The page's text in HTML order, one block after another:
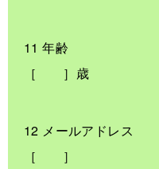
11 年齢
［ ］歳
12 メールアドレス
［ ］